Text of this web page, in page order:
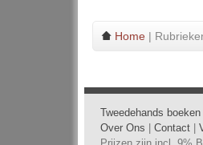
Home |
Tweedehands boeken
Over Ons
Contact